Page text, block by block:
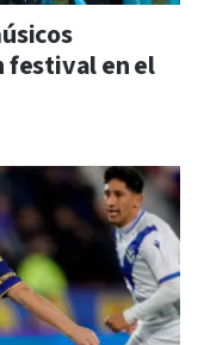
festival en el